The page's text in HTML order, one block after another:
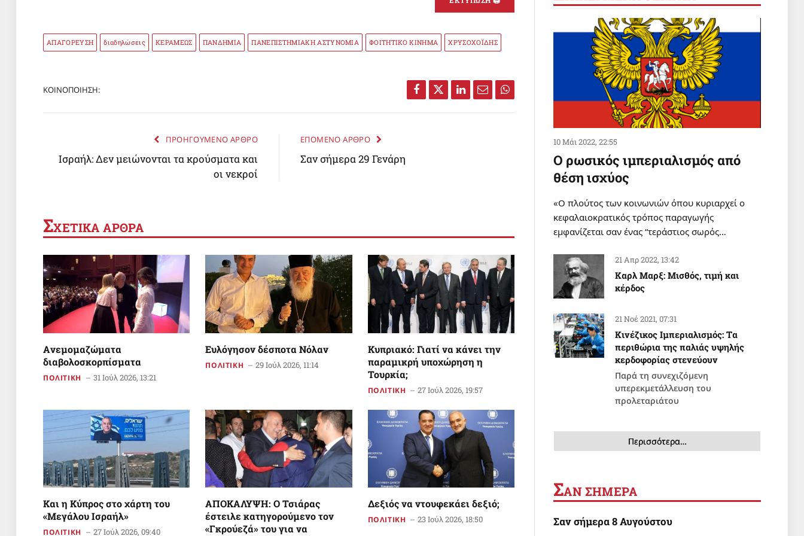
ΑΠΑΓΟΡΕΥΣΗ διαδηλώσεις ΚΕΡΑΜΕΩΣ ΠΑΝΔΗΜΙΑ ΠΑΝΕΠΙΣΤΗΜΙΑΚΗ ΑΣΤΥΝΟΜΙΑ ΦΟΙΤΗΤΙΚΟ ΚΙΝΗΜΑ ΧΡΥΣΟΧΟΪΔΗΣ
ΚΟΙΝΟΠΟΙΗΣΗ:
Facebook
TwitterLinkedIn
EmailWhatsApp
ΠΡΟΗΓΟΥΜΕΝΟ ΑΡΘΡΟ
Ισραήλ: Δεν μειώνονται τα κρούσματα και
οι νεκροί
ΕΠΟΜΕΝΟ ΑΡΘΡΟ
Σαν σήμερα 29 Γενάρη
ΣΧΕΤΙΚΑ ΑΡΘΡΑ
Aνεμομαζώματα
διαβολοσκορπίσματα
ΠΟΛΙΤΙΚΗ 31 Ιούλ 2026, 13:21
Ευλόγησον δέσποτα Νόλαν
ΠΟΛΙΤΙΚΗ 29 Ιούλ 2026, 11:14
Κυπριακό: Γιατί να κάνει την
παραμικρή υποχώρηση η
Τουρκία;
ΠΟΛΙΤΙΚΗ 27 Ιούλ 2026, 19:57
Και η Κύπρος στο χάρτη του
«Μεγάλου Ισραήλ»
ΠΟΛΙΤΙΚΗ 27 Ιούλ 2026, 09:40
ΑΠΟΚΑΛΥΨΗ: Ο Τσιάρας
έστειλε κατηγορούμενο τον
«Γκρούεζά» του για να
Δεξιός να ντουφεκάει δεξιό;
ΠΟΛΙΤΙΚΗ 23 Ιούλ 2026, 18:50
Σαν σήμερα 6 Αυγούστου
6 Αυγ 2026, 00:01
ΔΙΕΘΝΗ
Οι δυνάμεις της Υεμένης
έπληξαν το αεροδρόμιο της
Ναζράν στη Σαουδική Αραβία και
ένα τάνκερ
5 Αυγ 2026, 20:22
10 Μάι 2022, 22:55
Ο ρωσικός ιμπεριαλισμός από
θέση ισχύος
«Ο πλούτος των κοινωνιών όπου κυριαρχεί ο
κεφαλαιοκρατικός τρόπος παραγωγής
εμφανίζεται σαν ένας “τεράστιος σωρός…
21 Απρ 2022, 13:42
Καρλ Μαρξ: Μισθός, τιμή και
κέρδος
21 Νοέ 2021, 07:31
Κινέζικος Ιμπεριαλισμός: Tα
περιθώρια της παλιάς υψηλής
κερδοφορίας στενεύουν
Παρά τη συνεχιζόμενη
υπερεκμετάλλευση του
προλεταριάτου
Περισσότερα…
ΣΑΝ ΣΗΜΕΡΑ
Σαν σήμερα 8 Αυγούστου